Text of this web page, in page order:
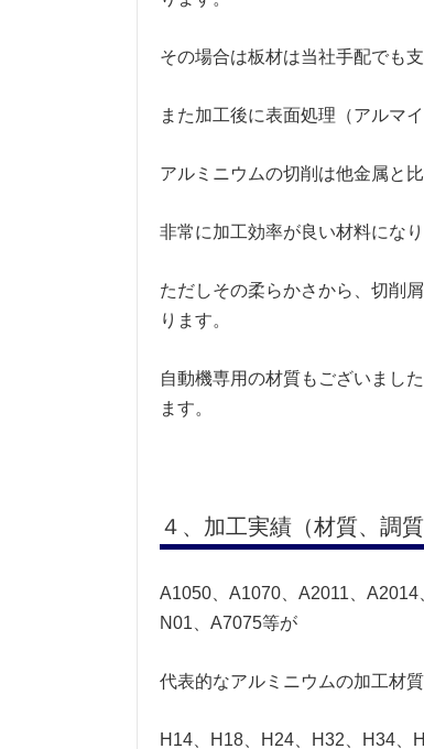
その場合は板材は当社手配でも
また加工後に表面処理（アルマ
アルミニウムの切削は他金属と
非常に加工効率が良い材料になり
ただしその柔らかさから、切削
ります。
自動機専用の材質もございまし
ます。
４、加工実績（材質、調質
A1050、A1070、A2011、
N01、A7075等が
代表的なアルミニウムの加工材質
H14、H18、H24、H32、H34、